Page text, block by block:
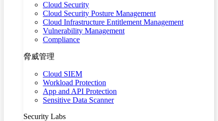
Cloud Security
Cloud Security Posture Management
Cloud Infrastructure Entitlement Management
Vulnerability Management
Compliance
脅威管理
Cloud SIEM
Workload Protection
App and API Protection
Sensitive Data Scanner
Security Labs